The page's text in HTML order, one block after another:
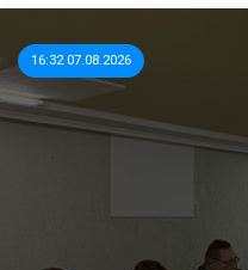
16:32 07.08.2026